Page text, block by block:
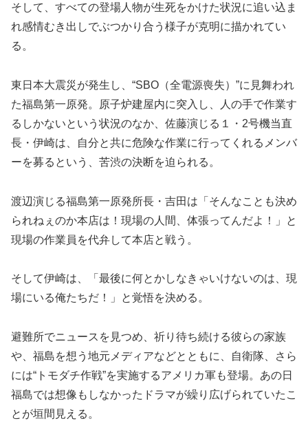
そして、すべての登場人物が生死をかけた状況に追い込ま
れ感情むき出しでぶつかり合う様子が克明に描かれてい
る。
東日本大震災が発生し、“SBO（全電源喪失）”に見舞われ
た福島第一原発。原子炉建屋内に突入し、人の手で作業す
るしかないという状況のなか、佐藤演じる１・2号機当直
長・伊崎は、自分と共に危険な作業に行ってくれるメンバ
ーを募るという、苦渋の決断を迫られる。
渡辺演じる福島第一原発所長・吉田は「そんなことも決め
られねぇのか本店は！現場の人間、体張ってんだよ！」と
現場の作業員を代弁して本店と戦う。
そして伊崎は、「最後に何とかしなきゃいけないのは、現
場にいる俺たちだ！」と覚悟を決める。
避難所でニュースを見つめ、祈り待ち続ける彼らの家族
や、福島を想う地元メディアなどとともに、自衛隊、さら
には“トモダチ作戦”を実施するアメリカ軍も登場。あの日
福島では想像もしなかったドラマが繰り広げられていたこ
とが垣間見える。